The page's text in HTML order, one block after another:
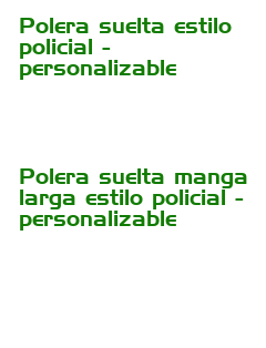
Polera suelta estilo
policial -
personalizable
Polera suelta manga
larga estilo policial -
personalizable